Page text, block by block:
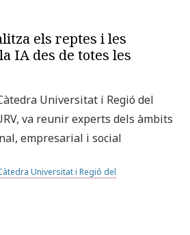
la cerca avançada
de la URV
els reptes i les
IA des de totes les
Universitat i Regió del
va reunir experts dels àmbits
empresarial i social
Universitat i Regió del